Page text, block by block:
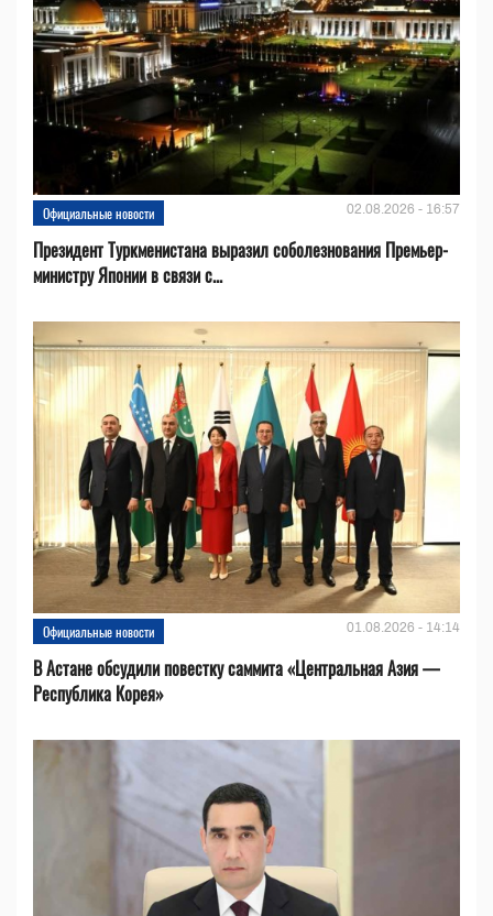
Официальные новости 02.08.2026 - 16:57
Президент Туркменистана выразил соболезнования Премьер-
министру Японии в связи с...
Официальные новости 01.08.2026 - 14:14
В Астане обсудили повестку саммита «Центральная Азия —
Республика Корея»